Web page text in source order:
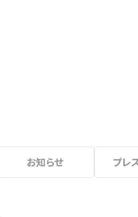
お知らせ プレ